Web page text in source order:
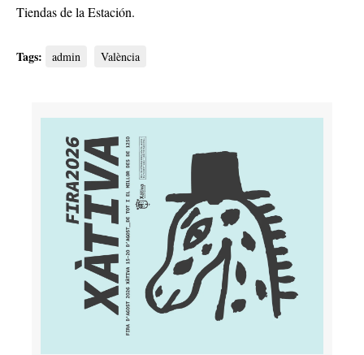
Tiendas de la Estación.
Tags: admin València